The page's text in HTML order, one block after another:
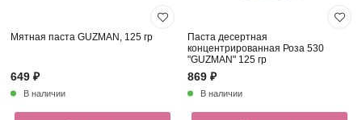
Мятная паста GUZMAN, 125 гр
649 ₽
В наличии
Паста десертная
концентрированная Роза 530
"GUZMAN" 125 гр
869 ₽
В наличии